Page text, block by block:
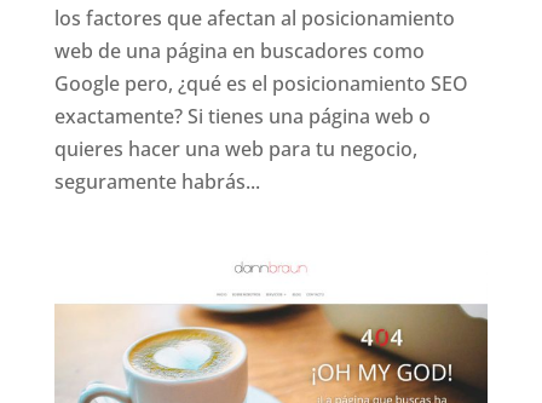
los factores que afectan al posicionamiento
web de una página en buscadores como
Google pero, ¿qué es el posicionamiento SEO
exactamente? Si tienes una página web o
quieres hacer una web para tu negocio,
seguramente habrás...